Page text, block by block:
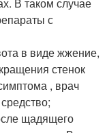
с
в виде жжение,
стенок
, врач
щадящего